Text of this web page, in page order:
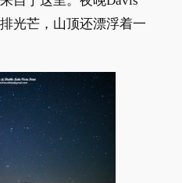
光芒，山顶还漂浮着一